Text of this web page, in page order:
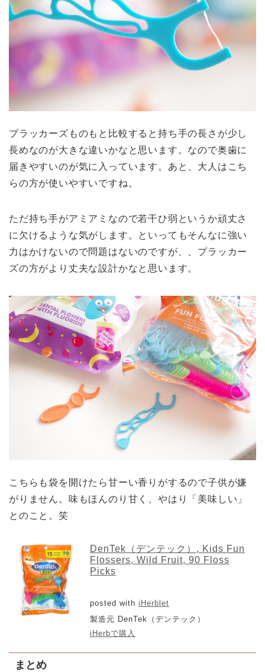
プラッカーズものもと比較すると持ち手の長さが少し
長めなのが大きな違いかなと思います。なので奥歯に
届きやすいのが気に入っています。あと、大人はこち
らの方が使いやすいですね。
ただ持ち手がアミアミなので若干ひ弱というか頑丈さ
に欠けるような気がします。といってもそんなに強い
力はかけないので問題はないのですが、、プラッカー
ズの方がより丈夫な設計かなと思います。
こちらも袋を開けたら甘ーい香りがするので子供が嫌
がりません。味もほんのり甘く、やはり「美味しい」
とのこと。笑
DenTek（デンテック）, Kids Fun
Flossers, Wild Fruit, 90 Floss
Picks
posted with iHerblet
製造元 DenTek（デンテック）
iHerbで購入
まとめ